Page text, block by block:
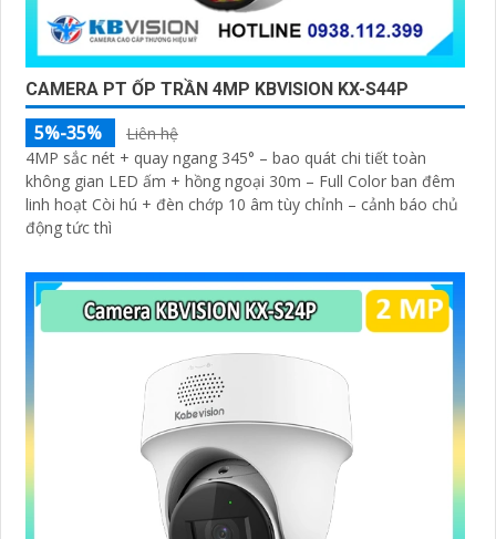
CAMERA PT ỐP TRẦN 4MP KBVISION KX-S44P
5%-35%
Liên hệ
4MP sắc nét + quay ngang 345° – bao quát chi tiết toàn
không gian LED ấm + hồng ngoại 30m – Full Color ban đêm
linh hoạt Còi hú + đèn chớp 10 âm tùy chỉnh – cảnh báo chủ
động tức thì